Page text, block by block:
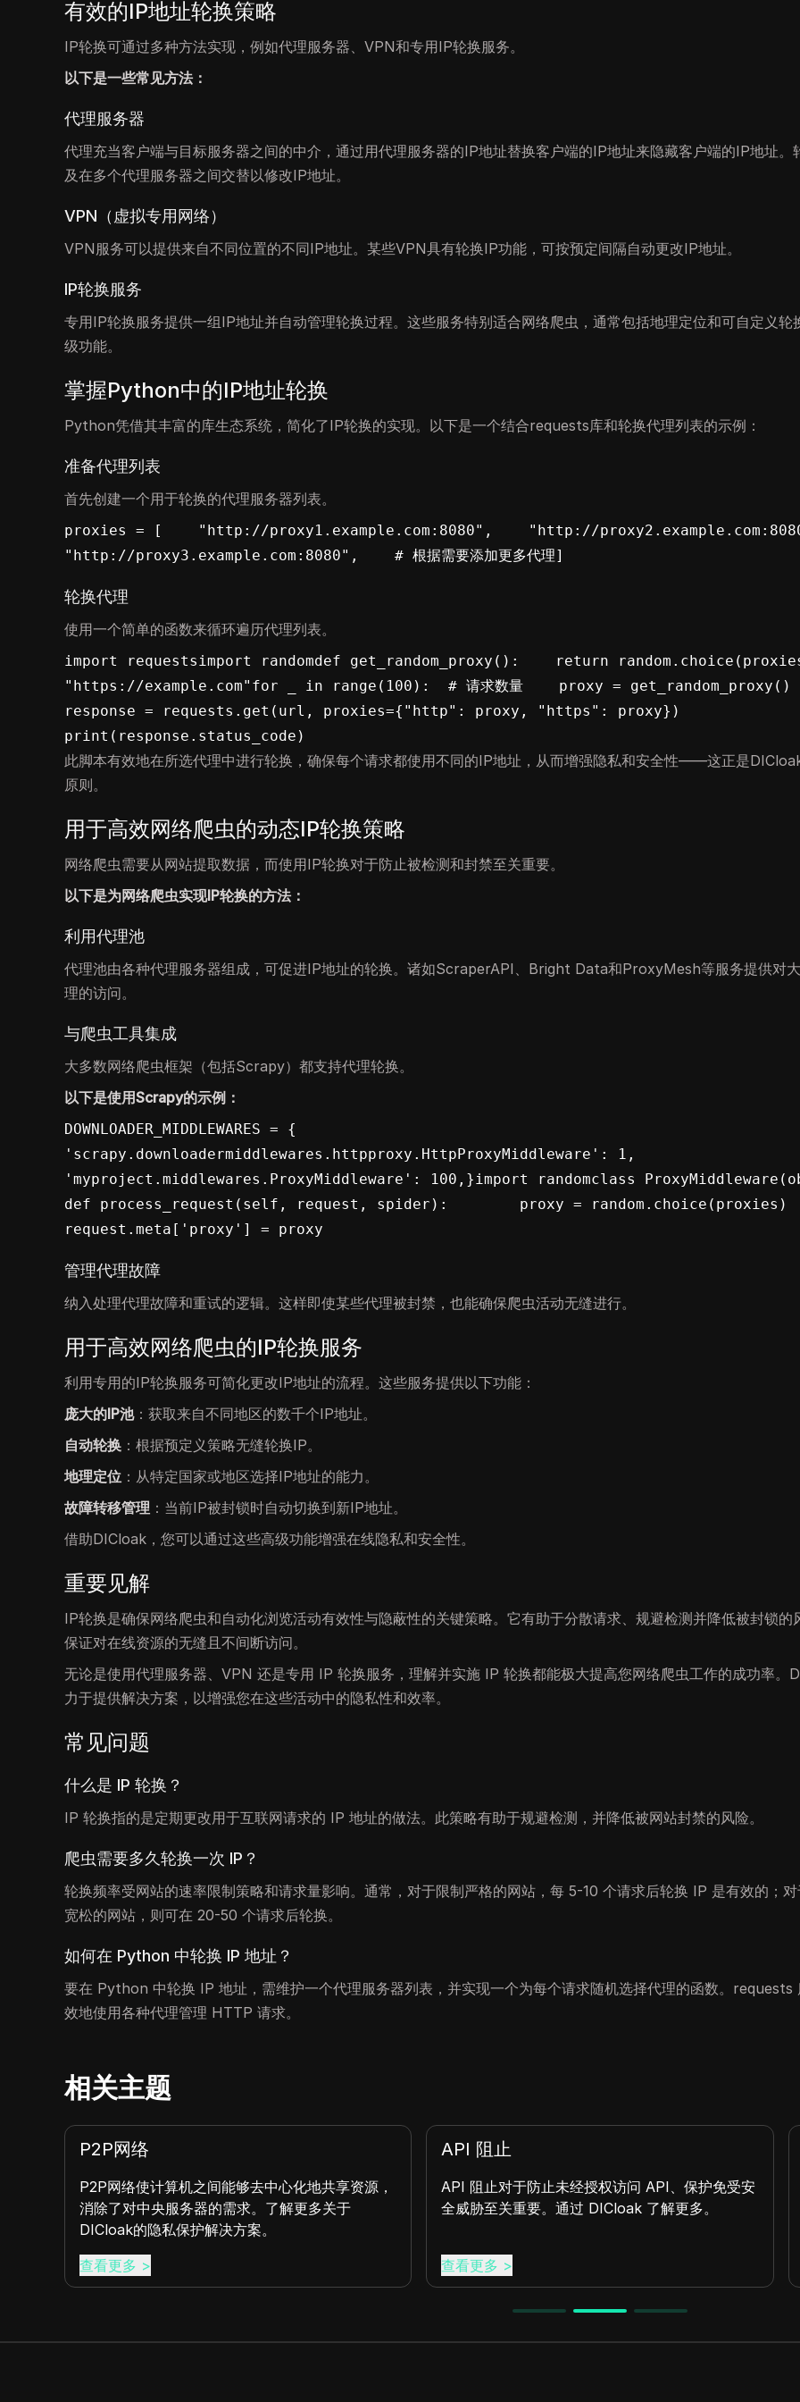
有效的IP地址轮换策略
IP轮换可通过多种方法实现，例如代理服务器、VPN和专用IP轮换服务。
以下是一些常见方法：
代理服务器
代理充当客户端与目标服务器之间的中介，通过用代理服务器的IP地址替换客户端的IP地址来隐藏客户端的IP地址。
及在多个代理服务器之间交替以修改IP地址。
VPN（虚拟专用网络）
VPN服务可以提供来自不同位置的不同IP地址。某些VPN具有轮换IP功能，可按预定间隔自动更改IP地址。
IP轮换服务
专用IP轮换服务提供一组IP地址并自动管理轮换过程。这些服务特别适合网络爬虫，通常包括地理定位和可自定义轮
级功能。
掌握Python中的IP地址轮换
Python凭借其丰富的库生态系统，简化了IP轮换的实现。以下是一个结合requests库和轮换代理列表的示例：
准备代理列表
首先创建一个用于轮换的代理服务器列表。
proxies = [    "http://proxy1.example.com:8080",    "http://
"http://proxy3.example.com:8080",    # 根据需要添加更多代理]
轮换代理
使用一个简单的函数来循环遍历代理列表。
import requestsimport randomdef get_random_proxy():    return
"https://example.com"for _ in range(100):  # 请求数量    proxy = get_random_proxy()
response = requests.get(url, proxies={"http": proxy, "https": proxy})
print(response.status_code)
此脚本有效地在所选代理中进行轮换，确保每个请求都使用不同的IP地址，从而增强隐私和安全性——这正是
原则。
用于高效网络爬虫的动态IP轮换策略
网络爬虫需要从网站提取数据，而使用IP轮换对于防止被检测和封禁至关重要。
以下是为网络爬虫实现IP轮换的方法：
利用代理池
代理池由各种代理服务器组成，可促进IP地址的轮换。诸如ScraperAPI、Bright Data和ProxyMesh等服务提供对
理的访问。
与爬虫工具集成
大多数网络爬虫框架（包括Scrapy）都支持代理轮换。
以下是使用Scrapy的示例：
DOWNLOADER_MIDDLEWARES = {
'scrapy.downloadermiddlewares.httpproxy.HttpProxyMiddleware': 1,
'myproject.middlewares.ProxyMiddleware': 100,}import randomclass
def process_request(self, request, spider):        proxy = random.choice(proxies)
request.meta['proxy'] = proxy
管理代理故障
纳入处理代理故障和重试的逻辑。这样即使某些代理被封禁，也能确保爬虫活动无缝进行。
用于高效网络爬虫的IP轮换服务
利用专用的IP轮换服务可简化更改IP地址的流程。这些服务提供以下功能：
庞大的IP池：获取来自不同地区的数千个IP地址。
自动轮换 ：根据预定义策略无缝轮换IP。
地理定位 ：从特定国家或地区选择IP地址的能力。
故障转移管理 ：当前IP被封锁时自动切换到新IP地址。
借助DICloak，您可以通过这些高级功能增强在线隐私和安全性。
重要见解
IP轮换是确保网络爬虫和自动化浏览活动有效性与隐蔽性的关键策略。它有助于分散请求、规避检测并降低被封锁的
保证对在线资源的无缝且不间断访问。
无论是使用代理服务器、VPN 还是专用 IP 轮换服务，理解并实施 IP 轮换都能极大提高您网络爬虫工作的成功率。
力于提供解决方案，以增强您在这些活动中的隐私性和效率。
常见问题
什么是 IP 轮换？
IP 轮换指的是定期更改用于互联网请求的 IP 地址的做法。此策略有助于规避检测，并降低被网站封禁的风险。
爬虫需要多久轮换一次 IP？
轮换频率受网站的速率限制策略和请求量影响。通常，对于限制严格的网站，每 5-10 个请求后轮换 IP 是有效的；
宽松的网站，则可在 20-50 个请求后轮换。
如何在 Python 中轮换 IP 地址？
要在 Python 中轮换 IP 地址，需维护一个代理服务器列表，并实现一个为每个请求随机选择代理的函数。requests
效地使用各种代理管理 HTTP 请求。
相关主题
P2P网络使计算机之间能够去中心化地共享资源，
消除了对中央服务器的需求。了解更多关于
DICloak的隐私保护解决方案。
API 阻止对于防止未经授权访问 API、保护免受安
全威胁至关重要。通过 DICloak 了解更多。
隐私中
了解以隐
通过